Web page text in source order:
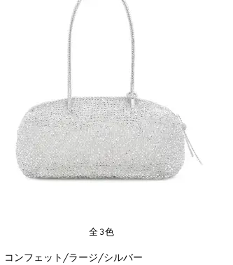
全3色
コンフェット/ラージ/シルバー